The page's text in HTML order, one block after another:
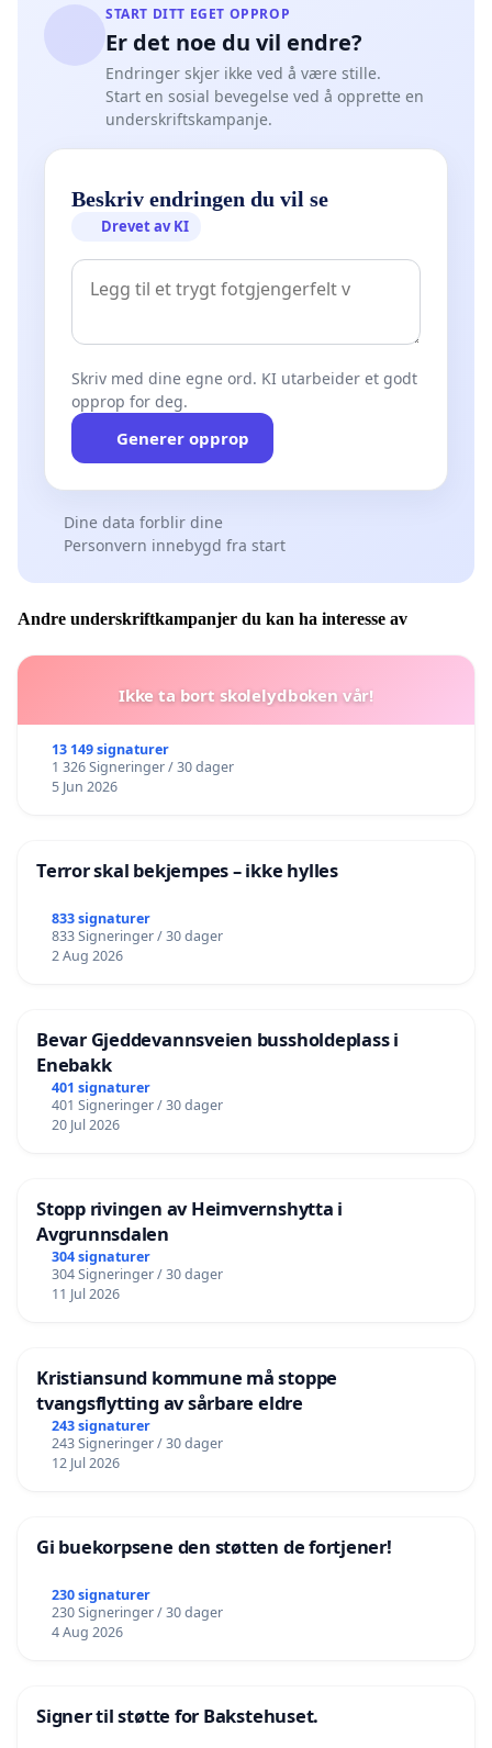
START DITT EGET OPPROP
Er det noe du vil endre?
Endringer skjer ikke ved å være stille.
Start en sosial bevegelse ved å opprette en
underskriftskampanje.
Beskriv endringen du vil se
Drevet av KI
Skriv med dine egne ord. KI utarbeider et godt
opprop for deg.
Generer opprop
Dine data forblir dine
Personvern innebygd fra start
Andre underskriftkampanjer du kan ha interesse av
Ikke ta bort skolelydboken vår!
13 149 signaturer
1 326 Signeringer / 30 dager
5 Jun 2026
Terror skal bekjempes – ikke hylles
833 signaturer
833 Signeringer / 30 dager
2 Aug 2026
Bevar Gjeddevannsveien bussholdeplass i
Enebakk
401 signaturer
401 Signeringer / 30 dager
20 Jul 2026
Stopp rivingen av Heimvernshytta i
Avgrunnsdalen
304 signaturer
304 Signeringer / 30 dager
11 Jul 2026
Kristiansund kommune må stoppe
tvangsflytting av sårbare eldre
243 signaturer
243 Signeringer / 30 dager
12 Jul 2026
Gi buekorpsene den støtten de fortjener!
230 signaturer
230 Signeringer / 30 dager
4 Aug 2026
Signer til støtte for Bakstehuset.